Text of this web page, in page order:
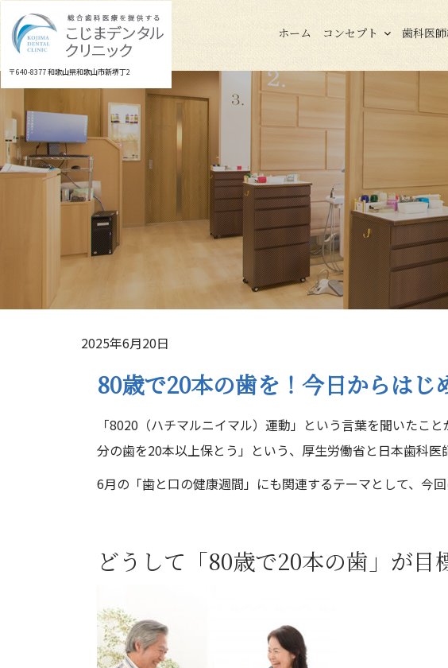
to
content
〒640-8377 和歌山県和歌山市新堺丁2
ホーム コンセプト 歯科医
2025年6月20日
80歳で20本の歯を！今日からはじ
「8020（ハチマルニイマル）運動」という言葉を聞いたこ
分の歯を20本以上保とう」という、厚生労働省と日本歯科医
6月の「歯と口の健康週間」にも関連するテーマとして、今
どうして「80歳で20本の歯」が目